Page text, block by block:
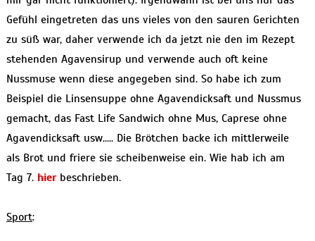
Gefühl eingetreten das uns vieles von den sauren Gerichten
zu süß war, daher verwende ich da jetzt nie den im Rezept
stehenden Agavensirup und verwende auch oft keine
Nussmuse wenn diese angegeben sind. So habe ich zum
Beispiel die Linsensuppe ohne Agavendicksaft und Nussmus
gemacht, das Fast Life Sandwich ohne Mus, Caprese ohne
Agavendicksaft usw….. Die Brötchen backe ich mittlerweile
als Brot und friere sie scheibenweise ein. Wie hab ich am
Tag 7. hier beschrieben.
Sport: